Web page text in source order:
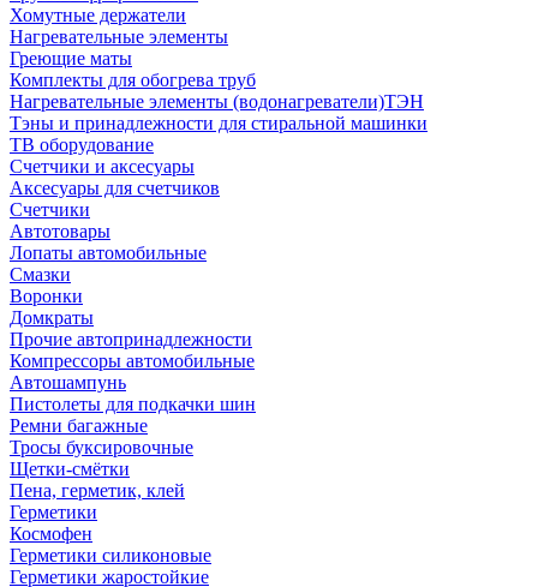
Хомутные держатели
Нагревательные элементы
Греющие маты
Комплекты для обогрева труб
Нагревательные элементы (водонагреватели)ТЭН
Тэны и принадлежности для стиральной машинки
ТВ оборудование
Счетчики и аксесуары
Аксесуары для счетчиков
Счетчики
Автотовары
Лопаты автомобильные
Смазки
Воронки
Домкраты
Прочие автопринадлежности
Компрессоры автомобильные
Автошампунь
Пистолеты для подкачки шин
Ремни багажные
Тросы буксировочные
Щетки-смётки
Пена, герметик, клей
Герметики
Космофен
Герметики силиконовые
Герметики жаростойкие